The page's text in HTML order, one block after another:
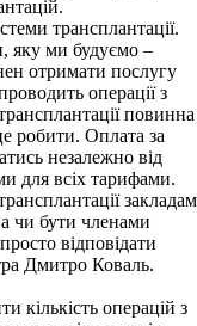
трансплантації.
яку ми будуємо –
отримати послугу
операції з
повинна
робити. Оплата за
незалежно від
для всіх тарифами.
закладам
чи бути членами
відповідати
Дмитро Коваль.
кількість операцій з